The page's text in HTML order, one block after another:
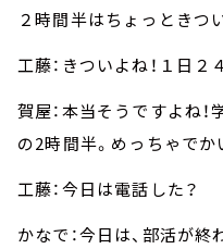
２時間半はちょっときつ
工藤：きついよね！１日２
賀屋：本当そうですよね！
の2時間半。めっちゃでか
工藤：今日は電話した？
かなで：今日は、部活が